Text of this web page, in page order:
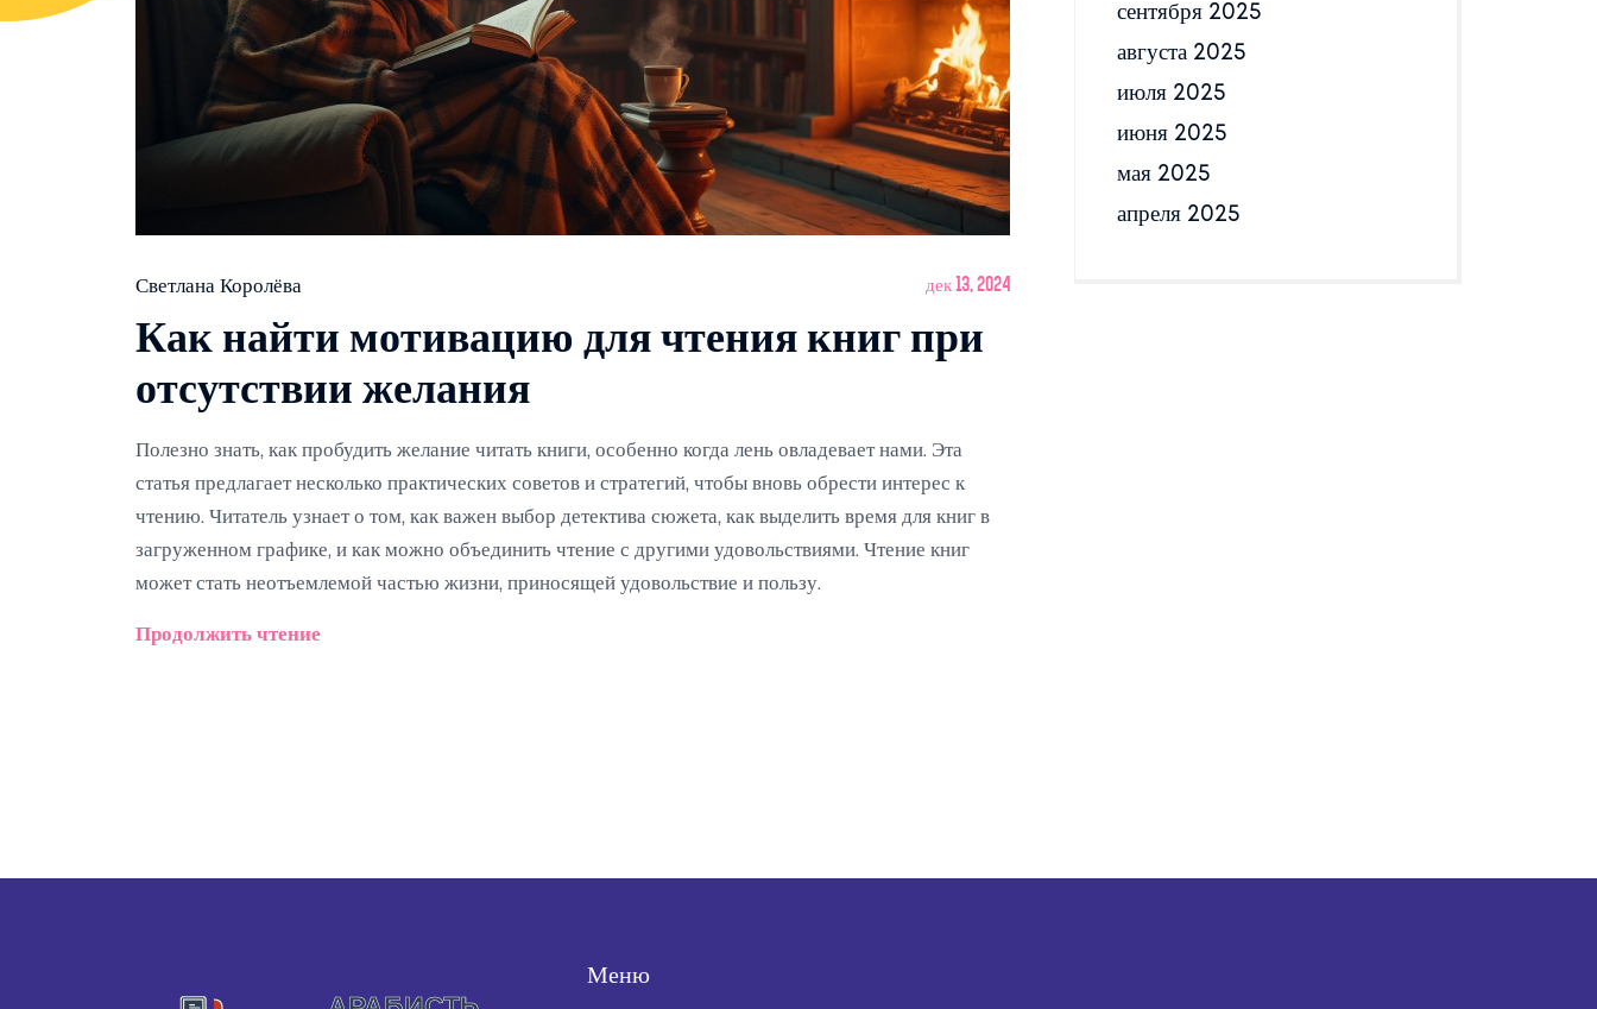
Светлана Королёва дек 13, 2024
Как найти мотивацию для чтения книг при
отсутствии желания
Полезно знать, как пробудить желание читать книги, особенно когда лень овладевает нами. Эта
статья предлагает несколько практических советов и стратегий, чтобы вновь обрести интерес к
чтению. Читатель узнает о том, как важен выбор детектива сюжета, как выделить время для книг в
загруженном графике, и как можно объединить чтение с другими удовольствиями. Чтение книг
может стать неотъемлемой частью жизни, приносящей удовольствие и пользу.
Продолжить чтение
сентября 2025
августа 2025
июля 2025
июня 2025
мая 2025
апреля 2025
Меню